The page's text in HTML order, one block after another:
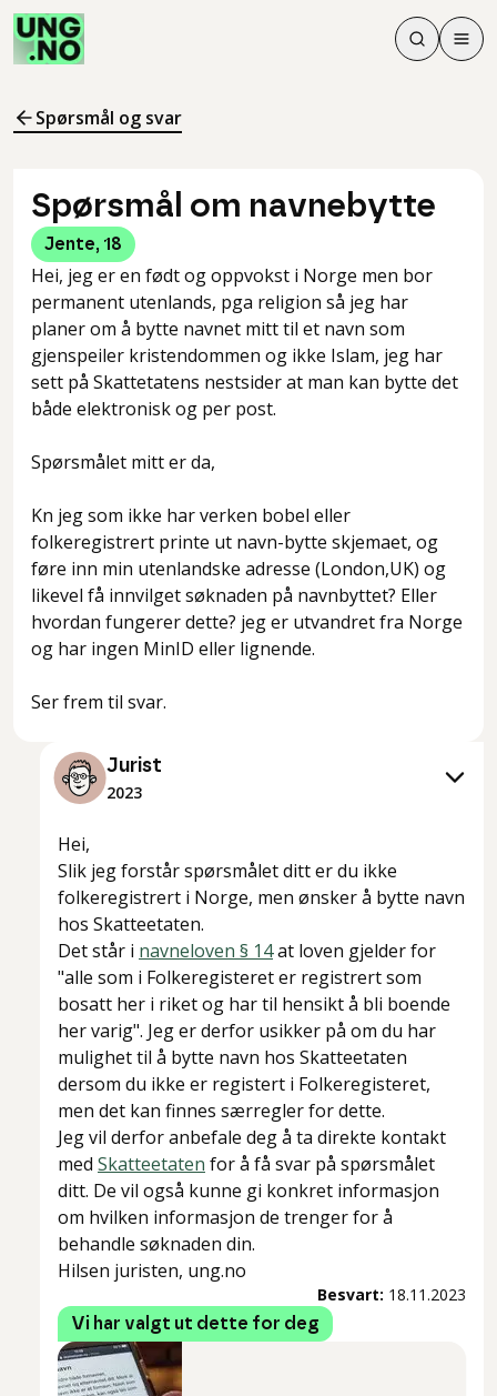
Søk
Søk
Meny
Spørsmål og svar
Spørsmål om navnebytte
Jente, 18
Hei, jeg er en født og oppvokst i Norge men bor
permanent utenlands, pga religion så jeg har
planer om å bytte navnet mitt til et navn som
gjenspeiler kristendommen og ikke Islam, jeg har
sett på Skattetatens nestsider at man kan bytte det
både elektronisk og per post.
Spørsmålet mitt er da,
Kn jeg som ikke har verken bobel eller
folkeregistrert printe ut navn-bytte skjemaet, og
føre inn min utenlandske adresse (London,UK) og
likevel få innvilget søknaden på navnbyttet? Eller
hvordan fungerer dette? jeg er utvandret fra Norge
og har ingen MinID eller lignende.
Ser frem til svar.
Jurist
2023
Hei,
Slik jeg forstår spørsmålet ditt er du ikke
folkeregistrert i Norge, men ønsker å bytte navn
hos Skatteetaten.
Det står i navneloven § 14at loven gjelder for
"alle som i Folkeregisteret er registrert som
bosatt her i riket og har til hensikt å bli boende
her varig". Jeg er derfor usikker på om du har
mulighet til å bytte navn hos Skatteetaten
dersom du ikke er registert i Folkeregisteret,
men det kan finnes særregler for dette.
Jeg vil derfor anbefale deg å ta direkte kontakt
med Skatteetaten for å få svar på spørsmålet
ditt. De vil også kunne gi konkret informasjon
om hvilken informasjon de trenger for å
behandle søknaden din.
Hilsen juristen, ung.no
Besvart: 18.11.2023
Vi har valgt ut dette for deg